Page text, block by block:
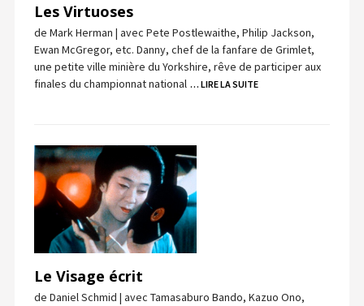
Les Virtuoses
de Mark Herman | avec Pete Postlewaithe, Philip Jackson,
Ewan McGregor, etc. Danny, chef de la fanfare de Grimlet,
une petite ville minière du Yorkshire, rêve de participer aux
finales du championnat national … LIRE LA SUITE
Le Visage écrit
de Daniel Schmid | avec Tamasaburo Bando, Kazuo Ono,